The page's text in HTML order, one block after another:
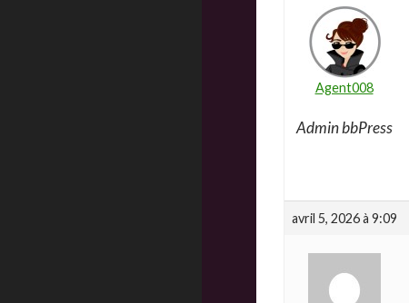
Agent008
Admin bbPress
avril 5, 2026 à 9:09